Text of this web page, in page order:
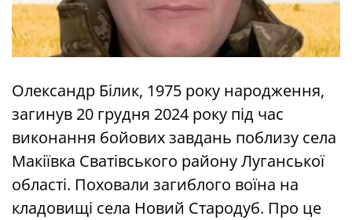
Олександр Білик, 1975 року народження,
загинув 20 грудня 2024 року під час
виконання бойових завдань поблизу села
Макіївка Сватівського району Луганської
області. Поховали загиблого воїна на
кладовищі села Новий Стародуб. Про це